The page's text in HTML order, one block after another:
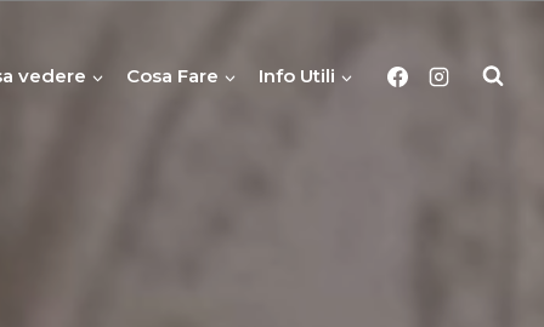
vedere Cosa Fare Info Utili